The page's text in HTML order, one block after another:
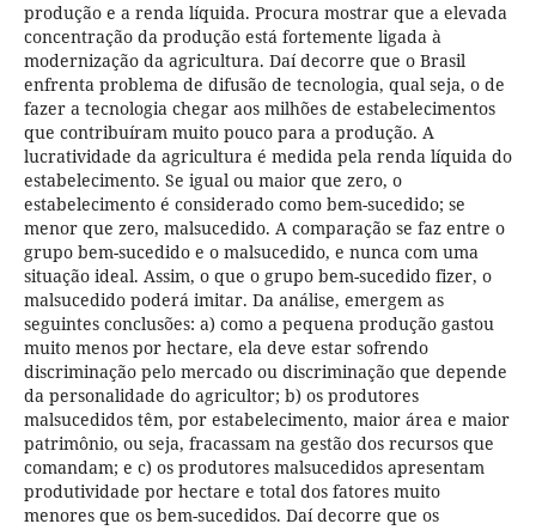
produção e a renda líquida. Procura mostrar que a elevada
concentração da produção está fortemente ligada à
modernização da agricultura. Daí decorre que o Brasil
enfrenta problema de difusão de tecnologia, qual seja, o de
fazer a tecnologia chegar aos milhões de estabelecimentos
que contribuíram muito pouco para a produção. A
lucratividade da agricultura é medida pela renda líquida do
estabelecimento. Se igual ou maior que zero, o
estabelecimento é considerado como bem-sucedido; se
menor que zero, malsucedido. A comparação se faz entre o
grupo bem-sucedido e o malsucedido, e nunca com uma
situação ideal. Assim, o que o grupo bem-sucedido fizer, o
malsucedido poderá imitar. Da análise, emergem as
seguintes conclusões: a) como a pequena produção gastou
muito menos por hectare, ela deve estar sofrendo
discriminação pelo mercado ou discriminação que depende
da personalidade do agricultor; b) os produtores
malsucedidos têm, por estabelecimento, maior área e maior
patrimônio, ou seja, fracassam na gestão dos recursos que
comandam; e c) os produtores malsucedidos apresentam
produtividade por hectare e total dos fatores muito
menores que os bem-sucedidos. Daí decorre que os